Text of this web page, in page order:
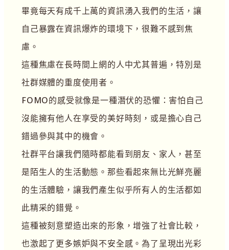
畢竟每天有成千上萬的資訊湧入我們的生活，讓
自己暴露在資訊爆炸的環境下，很難不感到焦
慮。
這種焦慮在長時間上網的人中尤其普遍，特別是
社群媒體的重度使用者。
FOMO的感受就像是一種潛伏的恐懼：害怕自己
沒能擁有他人在享受的美好時刻，或是擔心自己
錯過參與其中的機會。
社群平台讓我們隨時都能看到朋友、家人，甚至
是陌生人的生活動態。那些看起來無比光鮮亮麗
的生活體驗，讓我們產生似乎所有人的生活都如
此精采的錯覺。
這種被刻意塑造出來的形象，增強了社會比較，
也激起了更多嫉妒與不安全感。為了呈現出光彩